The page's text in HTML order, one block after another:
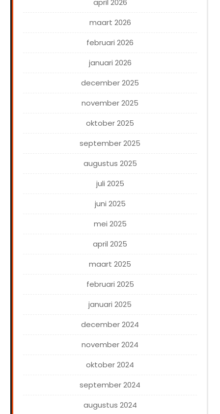
april 2026
maart 2026
februari 2026
januari 2026
december 2025
november 2025
oktober 2025
september 2025
augustus 2025
juli 2025
juni 2025
mei 2025
april 2025
maart 2025
februari 2025
januari 2025
december 2024
november 2024
oktober 2024
september 2024
augustus 2024